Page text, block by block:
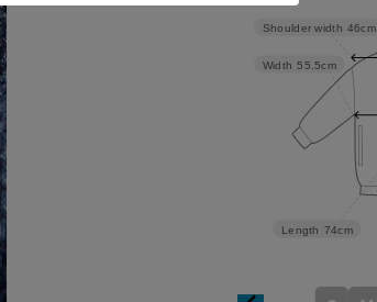
Length 74cm
Width 55.5cm
Shoulder width 46cm